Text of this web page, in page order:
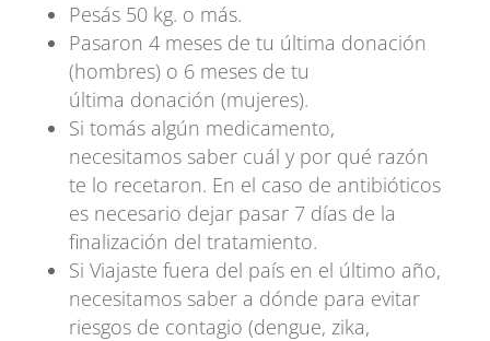
Pesás 50 kg. o más.
Pasaron 4 meses de tu última donación
(hombres) o 6 meses de tu
última donación (mujeres).
Si tomás algún medicamento,
necesitamos saber cuál y por qué razón
te lo recetaron. En el caso de antibióticos
es necesario dejar pasar 7 días de la
finalización del tratamiento.
Si Viajaste fuera del país en el último año,
necesitamos saber a dónde para evitar
riesgos de contagio (dengue, zika,